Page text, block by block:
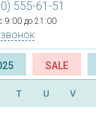
555-61-51
9:00 до 21:00
SALE
T U V